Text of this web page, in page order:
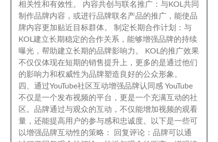
相关性和有效性。 内容共创与联名推广 ：与KOL共同
制作品牌内容 ，或进行品牌联名产品的推广 ，能使品
牌内容更加贴近目标群体。制定长期合作计划 ：与
KOL建立长期稳定的合作关系 ，能够增强品牌的持续
曝光 ，帮助建立长期的品牌影响力 。
KOL的推广效果
不仅仅体现在短期的销售提升上 ， 更多的是通过他们
的影响力和权威性为品牌塑造良好的公众形象 。
四
、通过YouTube社区互动增强品牌认同感 YouTube
不仅是一个发布视频的平台 ， 更是一个充满互动的社
区 。品牌通过与观众的互动 ，不仅能增加视频的观看
量 ，还能提高用户的参与感和忠诚度。
以下是一些可
以增强品牌互动性的策略 ： 回复评论 ：品牌可以通